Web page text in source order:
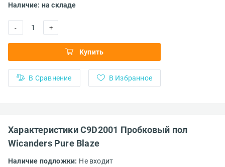
Наличие: на складе
- 1 +
Купить
В Сравнение В Избранное
Характеристики C9D2001 Пробковый пол
Wicanders Pure Blaze
Наличие подложки: Не входит